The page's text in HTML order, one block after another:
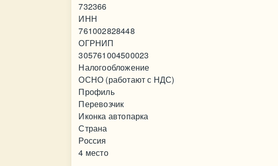
732366
ИНН
761002828448
ОГРНИП
305761004500023
Налогообложение
ОСНО (работают с НДС)
Профиль
Перевозчик
Иконка автопарка
Страна
Россия
4 место